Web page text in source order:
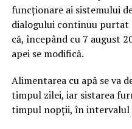
funcționare ai sistemului
dialogului continuu purtat
că, începând cu 7 august
apei se modifică.
Alimentarea cu apă se va
timpul zilei, iar sistarea
timpul nopții, în intervalul